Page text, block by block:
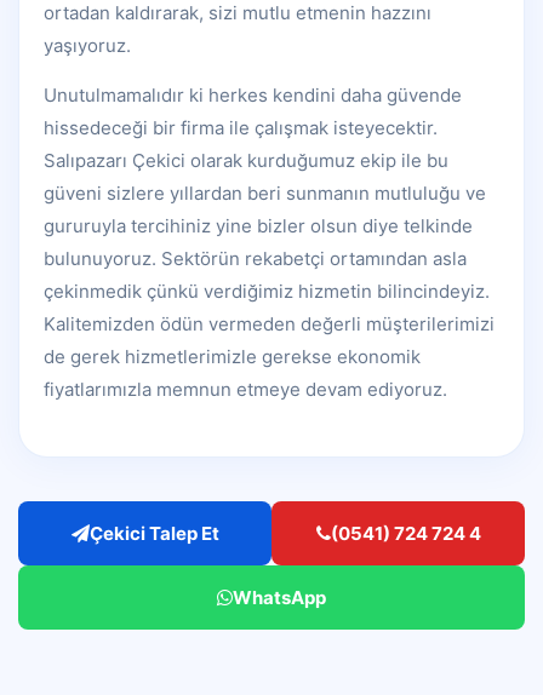
ortadan kaldırarak, sizi mutlu etmenin hazzını
yaşıyoruz.
Unutulmamalıdır ki herkes kendini daha güvende
hissedeceği bir firma ile çalışmak isteyecektir.
Salıpazarı Çekici olarak kurduğumuz ekip ile bu
güveni sizlere yıllardan beri sunmanın mutluluğu ve
gururuyla tercihiniz yine bizler olsun diye telkinde
bulunuyoruz. Sektörün rekabetçi ortamından asla
çekinmedik çünkü verdiğimiz hizmetin bilincindeyiz.
Kalitemizden ödün vermeden değerli müşterilerimizi
de gerek hizmetlerimizle gerekse ekonomik
fiyatlarımızla memnun etmeye devam ediyoruz.
Çekici Talep Et (0541) 724 724 4
WhatsApp